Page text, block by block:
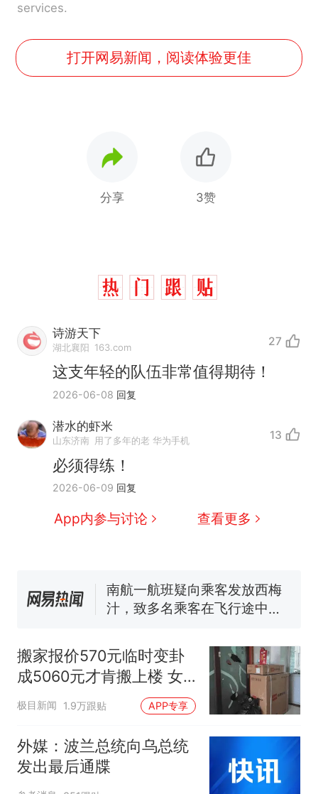
services.
打开网易新闻，阅读体验更佳
分享 3赞
诗游天下
湖北襄阳 163.com 27
这支年轻的队伍非常值得期待！
2026-06-08 回复
潜水的虾米
山东济南 用了多年的老 华为手机 13
必须得练！
2026-06-09 回复
App内参与讨论 查看更多
热 那个在床头放菜刀的女孩，
因老师一句“跟我回家”改写了
人生
新 搬家报价570元，搬到楼下
交5060元才肯搬上楼！女子傻
眼了……
空调24小时开着反而更省电？
电力部门回应
佛山一中学招聘物理教师，笔
南航一航班疑向乘客发放西梅
汁，致多名乘客在飞行途中排
人只有2个厕所；客服回应：并
非每架飞机都会发放西梅汁
因老师一句“跟我回家”改写了
人生
搬家报价570元临时变卦
成5060元才肯搬上楼 女
子傻眼
极目新闻 1.9万跟贴 APP专享
外媒：波兰总统向乌总统
发出最后通牒